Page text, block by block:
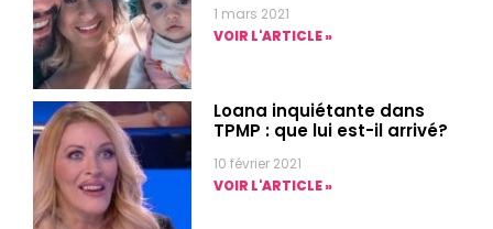
1 mars 2021
VOIR L'ARTICLE »
Loana inquiétante dans
TPMP : que lui est-il arrivé?
10 février 2021
VOIR L'ARTICLE »